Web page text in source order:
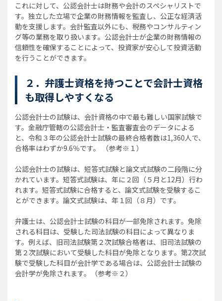
これに対して、公認会計士は財務や会計のスペシャリストで
す。独立した立場で企業の財務情報を監査し、公正な経済活
動を支援します。会計監査以外にも、税務やコンサルティン
グ等の業務を取り扱います。公認会計士が企業の財務情報の
信頼性を確保することによって、投資家が安心して投資活動
を行うことができます。
２．弁護士資格を持つことで会計士資格
も取得しやすくなる
公認会計士の試験は、会計資格の中で最も難しい国家試験で
す。金融庁管轄の公認会計士・監査審査会のデータによる
と、令和３年の公認会計士試験の最終合格者数は1,360人で、
合格率はわずか9.6％です。 （参考※１）
公認会計士の試験は、短答式試験と論文式試験の二段階に分
かれています。短答式試験は、年に２回（５月と12月）行わ
れます。短答式試験に合格すると、論文式試験を受験するこ
とができます。論文式試験は、年１回（８月）です。
弁護士は、公認会計士試験の科目が一部免除されます。免除
される科目は、受験した司法試験の科目によって異なりま
す。例えば、旧司法試験第２次試験合格者は、旧司法試験の
第２次試験において受験した科目が免除となります。第2次試
験で受験した科目が会計学である場合は、公認会計士試験の
会計学が免除されます。（参考※２）